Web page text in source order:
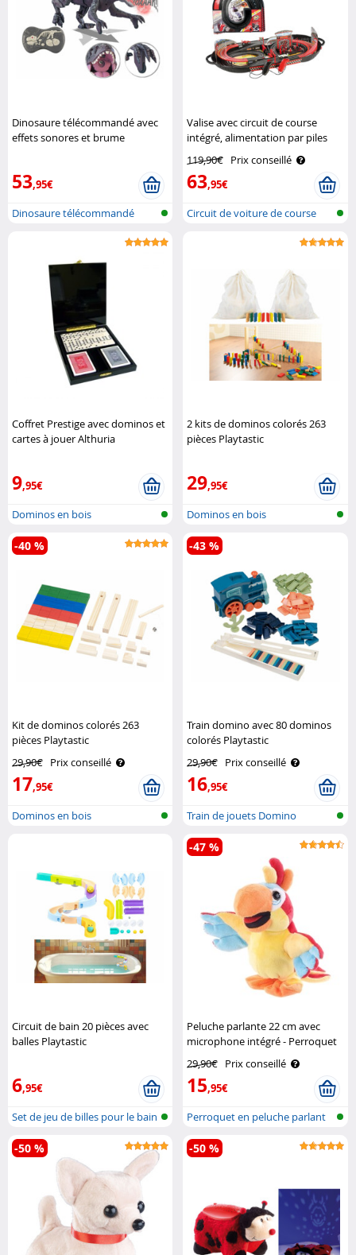
Dinosaure télécommandé avec
effets sonores et brume
53,95€
Dinosaure télécommandé
Valise avec circuit de course
intégré, alimentation par piles
119,90€ Prix conseillé
63,95€
Circuit de voiture de course
Coffret Prestige avec dominos et
cartes à jouer Althuria
9,95€
Dominos en bois
2 kits de dominos colorés 263
pièces Playtastic
29,95€
Dominos en bois
Kit de dominos colorés 263
pièces Playtastic
29,90€ Prix conseillé
17,95€
-40 %
Dominos en bois
Train domino avec 80 dominos
colorés Playtastic
29,90€ Prix conseillé
16,95€
-43 %
Train de jouets Domino
Circuit de bain 20 pièces avec
balles Playtastic
6,95€
Set de jeu de billes pour le bain
Peluche parlante 22 cm avec
microphone intégré - Perroquet
29,90€ Prix conseillé
15,95€
-47 %
Perroquet en peluche parlant
et mar..
-50 % -50 %